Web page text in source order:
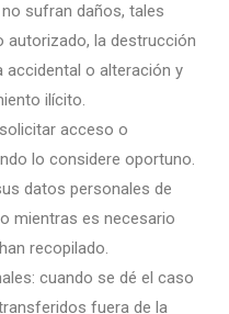
sufran daños, tales
la destrucción
accidental o alteración y
ilícito.
acceso o
lo considere oportuno.
datos personales de
mientras es necesario
recopilado.
cuando se dé el caso
fuera de la